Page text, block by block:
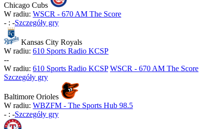
Chicago Cubs
W radiu: WSCR - 670 AM The Score
- : -Szczegóły gry
Kansas City Royals
W radiu: 610 Sports Radio KCSP
--
W radiu: 610 Sports Radio KCSP WSCR - 670 AM The Score
Szczegóły gry
Baltimore Orioles
W radiu: WBZFM - The Sports Hub 98.5
- : -Szczegóły gry